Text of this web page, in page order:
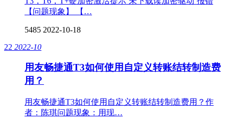
【问题现象】 【…
5485 2022-10-18
22 2022-10
用友畅捷通T3如何使用自定义转账结转制造费
用？
用友畅捷通T3如何使用自定义转账结转制造费用？作
者：陈琪问题现象：用现…